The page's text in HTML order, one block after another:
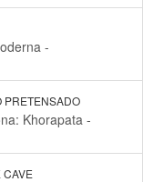
-
PRETENSADO
Khorapata -
CAVE